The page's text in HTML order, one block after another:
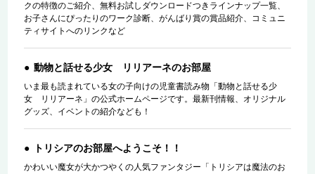
クの特徴のご紹介、無料お試しダウンロードつきラインナップ一覧、
お子さんにぴったりのワーク診断、がんばり賞の賞品紹介、コミュニ
ティサイトへのリンクなど
動物と話せる少女 リリアーネのお部屋
いま最も読まれている女の子向けの児童書読み物「動物と話せる少
女 リリアーネ」の公式ホームページです。最新刊情報、オリジナル
グッズ、イベントの紹介なども！
トリシアのお部屋へようこそ！！
かわいい魔女が大かつやくの人気ファンタジー「トリシアは魔法のお